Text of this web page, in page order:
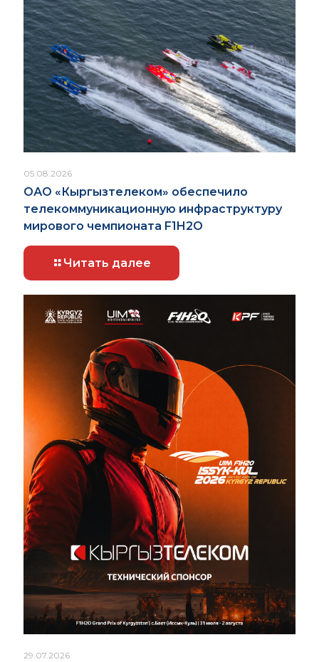
05.08.2026
ОАО «Кыргызтелеком» обеспечило
телекоммуникационную инфраструктуру
мирового чемпионата F1H2O
Читать далее
29.07.2026